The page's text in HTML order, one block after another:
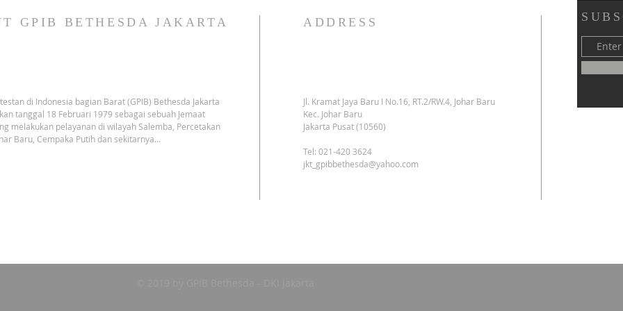
GPIB BETHESDA JAKARTA
di Indonesia bagian Barat (GPIB) Bethesda Jakarta
tanggal 18 Februari 1979 sebagai sebuah Jemaat
melakukan pelayanan di wilayah Salemba, Percetakan
Baru, Cempaka Putih dan sekitarnya…
ADDRESS
Jl. Kramat Jaya Baru I No.16, RT.2/RW.4, Johar Baru
Kec. Johar Baru
Jakarta Pusat (10560)
Tel: 021-420 3624
jkt_gpibbethesda@yahoo.com